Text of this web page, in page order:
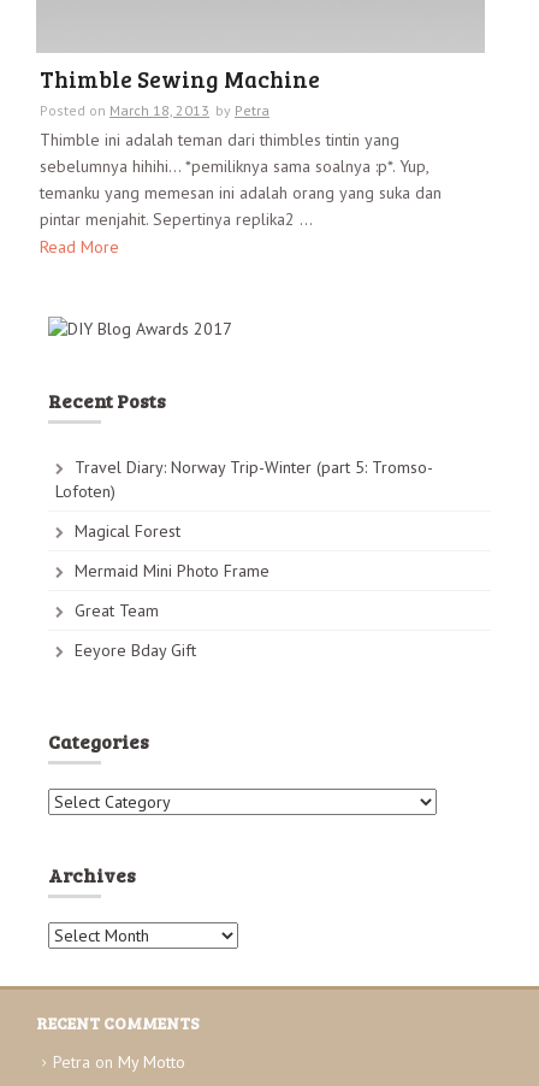
Thimble Sewing Machine
Posted on March 18, 2013 by Petra
Thimble ini adalah teman dari thimbles tintin yang
sebelumnya hihihi… *pemiliknya sama soalnya :p*. Yup,
temanku yang memesan ini adalah orang yang suka dan
pintar menjahit. Sepertinya replika2 ...
Read More
Recent Posts
Travel Diary: Norway Trip-Winter (part 5: Tromso-
Lofoten)
Magical Forest
Mermaid Mini Photo Frame
Great Team
Eeyore Bday Gift
Categories
C
e
g
o
r
e
s
Archives
A
c
i
v
RECENT COMMENTS
Petra on My Motto